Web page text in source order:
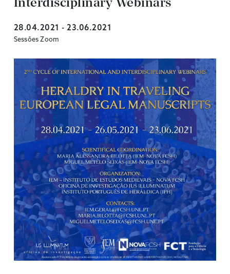
Interdisciplinary Webinars
28.04.2021 - 23.06.2021
Sessões Zoom